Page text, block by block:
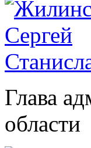
Глава
области